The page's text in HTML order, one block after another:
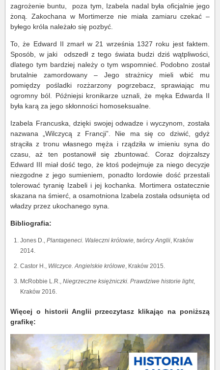
zagrożenie buntu, poza tym, Izabela nadal była oficjalnie jego
żoną. Zakochana w Mortimerze nie miała zamiaru czekać –
byłego króla należało się pozbyć.
To, że Edward II zmarł w 21 września 1327 roku jest faktem.
Sposób, w jaki odszedł z tego świata budzi dziś wątpliwości,
dlatego tym bardziej należy o tym wspomnieć. Podobno został
brutalnie zamordowany – Jego strażnicy mieli wbić mu
pomiędzy pośladki rozżarzony pogrzebacz, sprawiając mu
ogromny ból. Późniejsi kronikarze uznali, że męka Edwarda II
była karą za jego skłonności homoseksualne.
Izabela Francuska, dzięki swojej odwadze i wyczynom, została
nazwana „Wilczycą z Francji”. Nie ma się co dziwić, gdyż
strąciła z tronu własnego męża i rządziła w imieniu syna do
czasu, aż ten postanowił się zbuntować. Coraz dojrzalszy
Edward III miał dość tego, że ktoś podejmuje za niego decyzje
niezgodne z jego sumieniem, ponadto lordowie dość przestali
tolerować tyranię Izabeli i jej kochanka. Mortimera ostatecznie
skazana na śmierć, a osamotniona Izabela została odsunięta od
władzy przez ukochanego syna.
Bibliografia:
Jones D., Plantageneci. Waleczni królowie, twórcy Anglii , Kraków
2014.
Castor H., Wilczyce. Angielskie królowe , Kraków 2015.
McRobbie L.R., Niegrzeczne księżniczki. Prawdziwe historie light,
Kraków 2016.
Więcej o historii Anglii przeczytasz klikając na poniższą
grafikę: